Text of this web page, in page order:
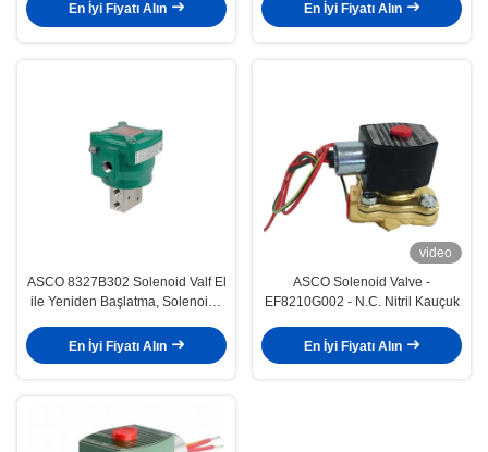
En İyi Fiyatı Alın
En İyi Fiyatı Alın
ASCO 8327B302 Solenoid Valf El
ile Yeniden Başlatma, Solenoid -
En İyi Fiyatı Alın
video
ASCO Solenoid Valve -
EF8210G002 - N.C. Nitril Kauçuk
En İyi Fiyatı Alın